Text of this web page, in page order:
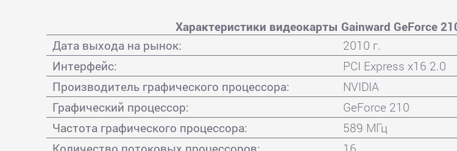
Характеристики видеокарты Gainward GeForce
Дата выхода на рынок:
2010 г.
Интерфейс:
PCI Express x16 2.0
Производитель графического процессора:
NVIDIA
Графический процессор:
GeForce 210
Частота графического процессора:
589 МГц